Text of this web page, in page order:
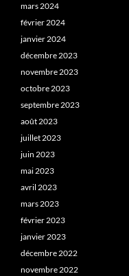
mars 2024
février 2024
janvier 2024
décembre 2023
novembre 2023
octobre 2023
septembre 2023
août 2023
juillet 2023
juin 2023
mai 2023
avril 2023
mars 2023
février 2023
janvier 2023
décembre 2022
novembre 2022